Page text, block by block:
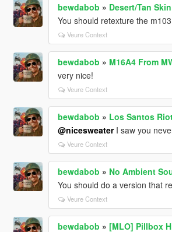
bewdabob » Desert/Tan
You should retexture the
Veure Context
bewdabob » M16A4 From
very nice!
Veure Context
bewdabob » Los Santos
@nicesweaterI saw you
Veure Context
bewdabob » No Ambient
You should do a version that
Veure Context
bewdabob » [MLO] Pillbox